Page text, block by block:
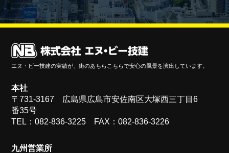
エヌ・ビー技建の実績が、街のあちらこちらで安心の風景を演出しています。
本社
〒731-3167 広島県広島市安佐南区大塚西三丁目6
番35号
TEL：082-836-3225 FAX：082-836-3226
九州営業所